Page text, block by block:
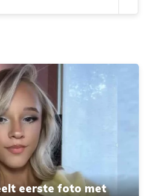
eerste foto met